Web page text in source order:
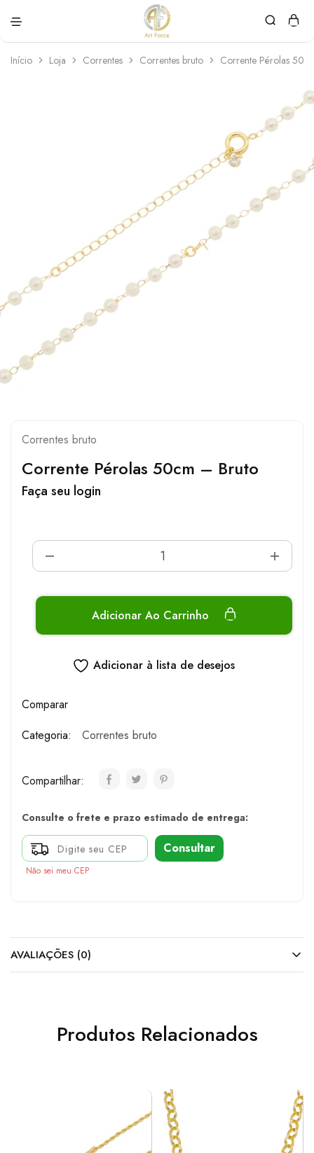
Force
personalizadas
Início Loja Correntes Correntes bruto Corrente Pérolas
Correntes bruto
Corrente Pérolas 50cm – Bruto
Faça seu login
Adicionar Ao Carrinho
Adicionar à lista de desejos
Comparar
Categoria:
Correntes bruto
Compartilhar:
Consulte o frete e prazo estimado de entrega:
Consultar
Não sei meu CEP
AVALIAÇÕES (0)
Produtos Relacionados